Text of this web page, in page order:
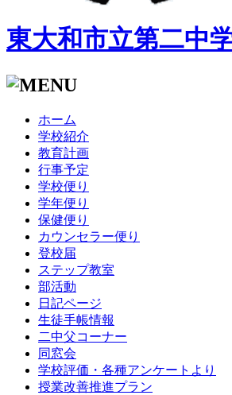
東大和市立第二中
ホーム
学校紹介
教育計画
行事予定
学校便り
学年便り
保健便り
カウンセラー便り
登校届
ステップ教室
部活動
日記ページ
生徒手帳情報
二中父コーナー
同窓会
学校評価・各種アンケートより
授業改善推進プラン